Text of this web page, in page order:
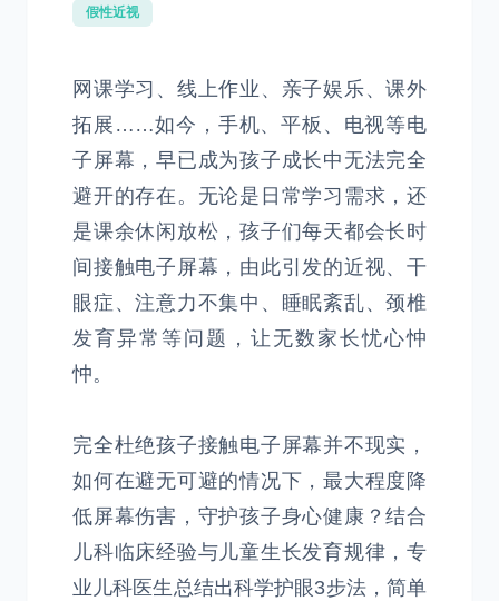
假性近视
网课学习、线上作业、亲子娱乐、课外
拓展……如今，手机、平板、电视等电
子屏幕，早已成为孩子成长中无法完全
避开的存在。无论是日常学习需求，还
是课余休闲放松，孩子们每天都会长时
间接触电子屏幕，由此引发的近视、干
眼症、注意力不集中、睡眠紊乱、颈椎
发育异常等问题，让无数家长忧心忡
忡。
完全杜绝孩子接触电子屏幕并不现实，
如何在避无可避的情况下，最大程度降
低屏幕伤害，守护孩子身心健康？结合
儿科临床经验与儿童生长发育规律，专
业儿科医生总结出科学护眼3步法，简单